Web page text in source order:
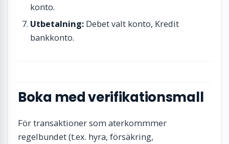
konto.
Utbetalning: Debet valt konto, Kredit
bankkonto.
Boka med verifikationsmall
För transaktioner som aterkommmer
regelbundet (t.ex. hyra, försäkring,